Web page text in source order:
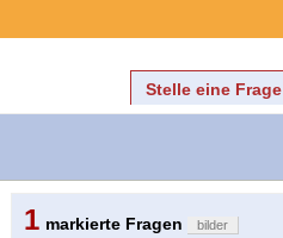
Stelle eine Frage
1 markierte Fragen bilder